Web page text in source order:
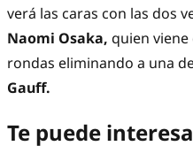
verá las caras con las dos
Naomi Osaka, quien viene
rondas eliminando a una
Gauff.
Te puede